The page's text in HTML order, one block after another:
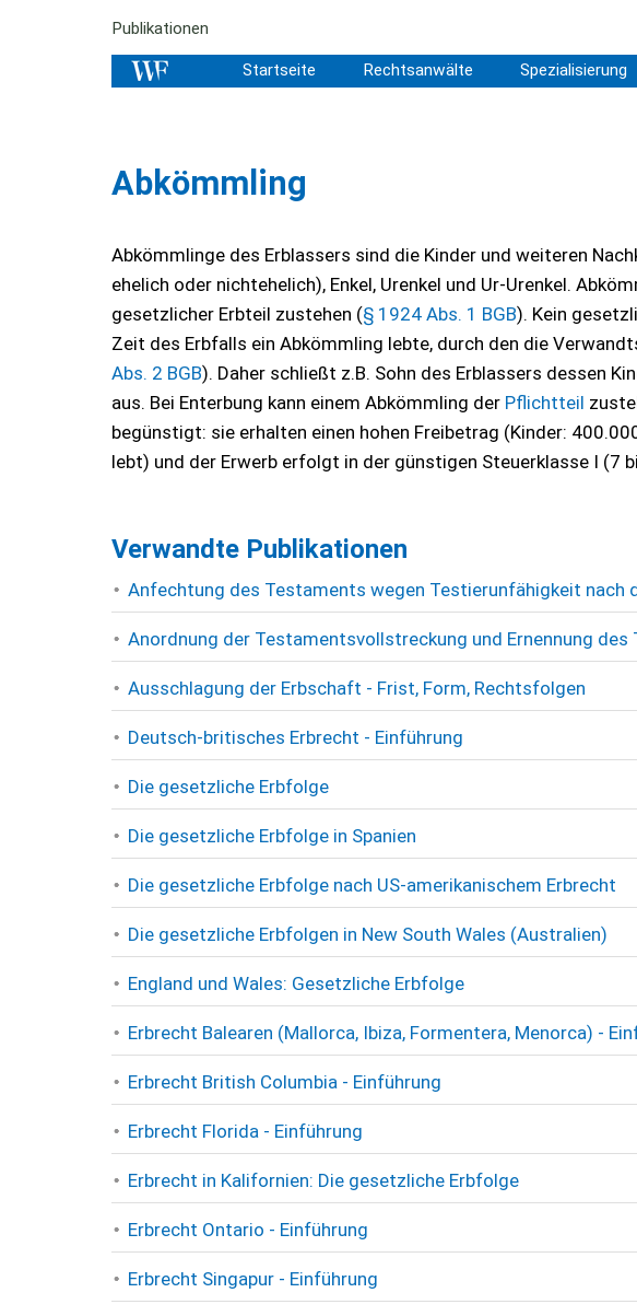
Publikationen
Startseite Rechtsanwälte Spezialisierung
Abkömmling
Abkömmlinge des Erblassers sind die Kinder und weiteren
ehelich oder nichtehelich), Enkel, Urenkel und Ur-Urenkel.
gesetzlicher Erbteil zustehen (§ 1924 Abs. 1 BGB). Kein
Zeit des Erbfalls ein Abkömmling lebte, durch den die
Abs. 2 BGB). Daher schließt z.B. Sohn des Erblassers dessen
aus. Bei Enterbung kann einem Abkömmling der Pflichtteil
begünstigt: sie erhalten einen hohen Freibetrag (Kinder:
lebt) und der Erwerb erfolgt in der günstigen Steuerklasse I (7
Verwandte Publikationen
Anfechtung des Testaments wegen Testierunfähigkeit nach
Anordnung der Testamentsvollstreckung und Ernennung
Ausschlagung der Erbschaft - Frist, Form, Rechtsfolgen
Deutsch-britisches Erbrecht - Einführung
Die gesetzliche Erbfolge
Die gesetzliche Erbfolge in Spanien
Die gesetzliche Erbfolge nach US-amerikanischem Erbrecht
Die gesetzliche Erbfolgen in New South Wales (Australien)
England und Wales: Gesetzliche Erbfolge
Erbrecht Balearen (Mallorca, Ibiza, Formentera, Menorca) -
Erbrecht British Columbia - Einführung
Erbrecht Florida - Einführung
Erbrecht in Kalifornien: Die gesetzliche Erbfolge
Erbrecht Ontario - Einführung
Erbrecht Singapur - Einführung